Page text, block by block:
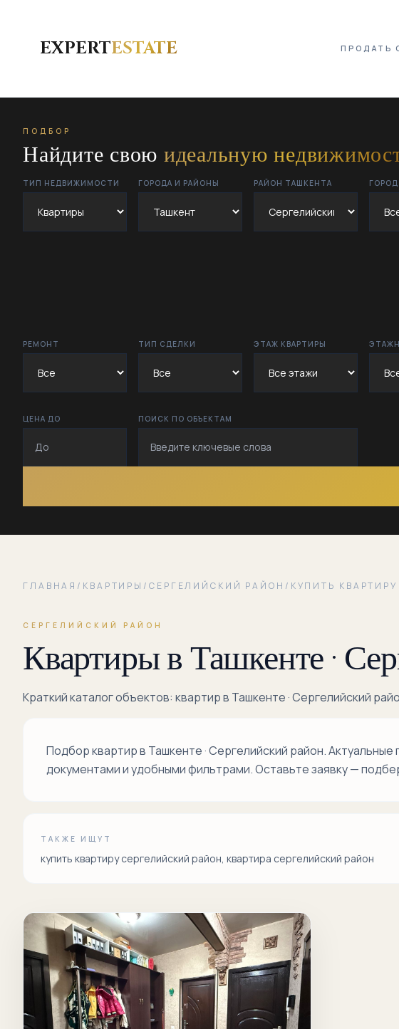
EXPERTESTATE ПРОДАТЬ
ПОДБОР
Найдите свою идеальную
ТИП НЕДВИЖИМОСТИ ГОРОДА И РАЙОНЫ РАЙОН ТАШКЕНТА
РЕМОНТ ТИП СДЕЛКИ ЭТАЖ КВАРТИРЫ
ЦЕНА ДО ПОИСК ПО ОБЪЕКТАМ
ГЛАВНАЯ / КВАРТИРЫ / СЕРГЕЛИЙСКИЙ РАЙОН / КУПИТЬ
СЕРГЕЛИЙСКИЙ РАЙОН
Квартиры в Ташкенте ·
Краткий каталог объектов: квартир в Ташкенте · Сергелийский
Подбор квартир в Ташкенте · Сергелийский район.
документами и удобными фильтрами. Оставьте заявку —
ТАКЖЕ ИЩУТ
купить квартиру сергелийский район, квартира сергелийский район